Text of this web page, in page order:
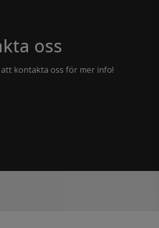
oss
kontakta oss för mer info!